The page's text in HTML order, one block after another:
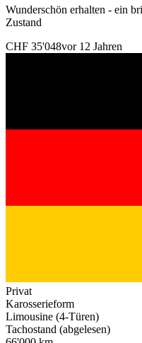
Wunderschön erhalten - ein
Zustand
CHF 35'048vor 12 Jahren
Privat
Karosserieform
Limousine (4-Türen)
Tachostand (abgelesen)